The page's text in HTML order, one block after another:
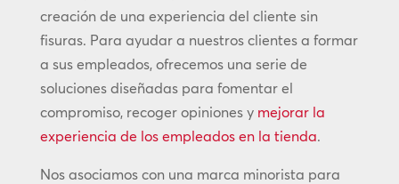
creación de una experiencia del cliente sin
fisuras. Para ayudar a nuestros clientes a formar
a sus empleados, ofrecemos una serie de
soluciones diseñadas para fomentar el
compromiso, recoger opiniones y mejorar la
experiencia de los empleados en la tienda.
Nos asociamos con una marca minorista para